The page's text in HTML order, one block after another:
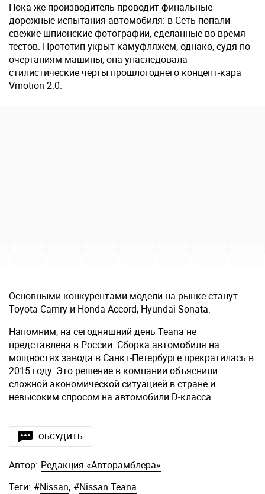
Пока же производитель проводит финальные
дорожные испытания автомобиля: в Сеть попали
свежие шпионские фотографии, сделанные во время
тестов. Прототип укрыт камуфляжем, однако, судя по
очертаниям машины, она унаследовала
стилистические черты прошлогоднего концепт-кара
Vmotion 2.0.
Основными конкурентами модели на рынке станут
Toyota Camry и Honda Accord, Hyundai Sonata.
Напомним, на сегодняшний день Teana не
представлена в России. Сборка автомобиля на
мощностях завода в Санкт-Петербурге прекратилась в
2015 году. Это решение в компании объяснили
сложной экономической ситуацией в стране и
невысоким спросом на автомобили D-класса.
ОБСУДИТЬ
Автор: Редакция «Авторамблера»
Теги: #Nissan, #Nissan Teana